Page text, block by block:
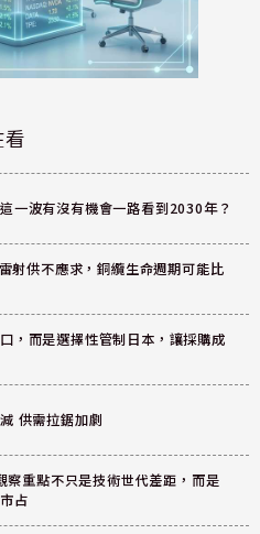
一波有沒有機會一路看到2030年？
射供不應求，銅纜生命週期可能比
，而是選擇性管制日本，讓採購成
供需拉鋸加劇
重點不只是技術世代差距，而是
占